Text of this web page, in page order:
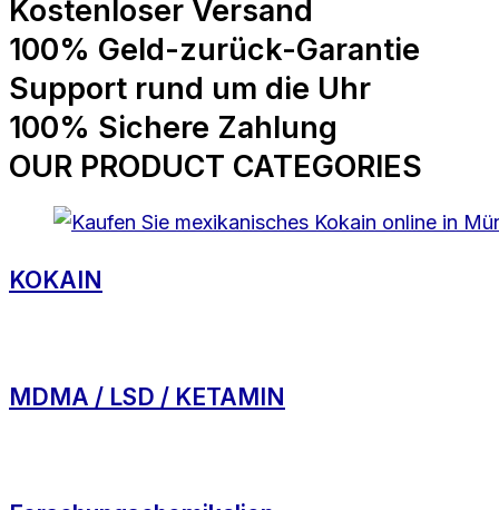
Kostenloser Versand
100% Geld-zurück-Garantie
Support rund um die Uhr
100% Sichere Zahlung
OUR PRODUCT CATEGORIES
KOKAIN
MDMA / LSD / KETAMIN